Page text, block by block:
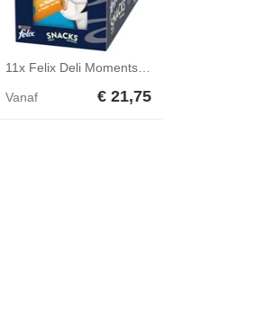
Vanaf € 21,75